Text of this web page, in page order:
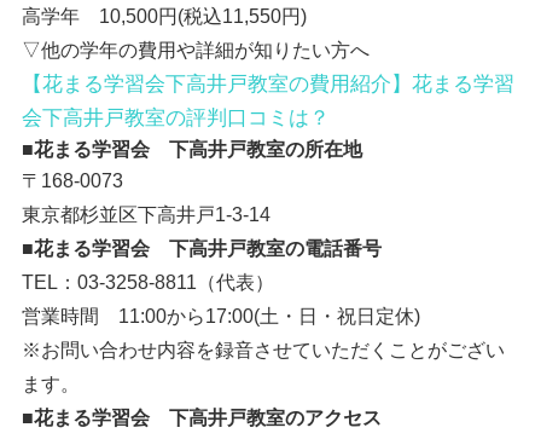
高学年 10,500円(税込11,550円)
▽他の学年の費用や詳細が知りたい方へ
【花まる学習会下高井戸教室の費用紹介】花まる学習
会下高井戸教室の評判口コミは？
■花まる学習会 下高井戸教室の所在地
〒168-0073
東京都杉並区下高井戸1-3-14
■花まる学習会 下高井戸教室の電話番号
TEL：03-3258-8811（代表）
営業時間 11:00から17:00(土・日・祝日定休)
※お問い合わせ内容を録音させていただくことがござい
ます。
■花まる学習会 下高井戸教室のアクセス